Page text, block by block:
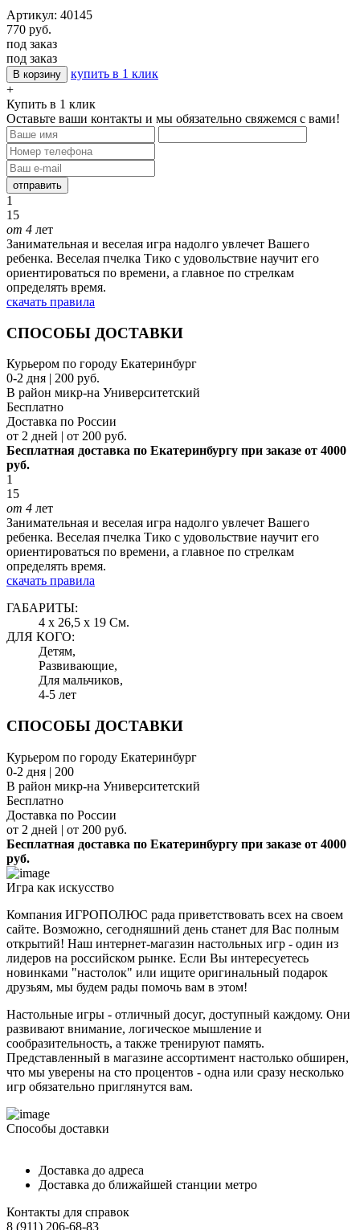
Артикул: 40145
770 руб.
под заказ
под заказ
В корзину
купить в 1 клик
+
Купить в 1 клик
Оставьте ваши контакты и мы обязательно свяжемся с вами!
отправить
1
15
от 4 лет
Занимательная и веселая игра надолго увлечет Вашего
ребенка. Веселая пчелка Тико с удовольствие научит его
ориентироваться по времени, а главное по стрелкам
определять время.
скачать правила
СПОСОБЫ ДОСТАВКИ
Курьером по городу Екатеринбург
0-2 дня | 200 руб.
В район микр-на Университетский
Бесплатно
Доставка по России
от 2 дней | от 200 руб.
Бесплатная доставка по Екатеринбургу при заказе от 4000
руб.
1
15
от 4 лет
Занимательная и веселая игра надолго увлечет Вашего
ребенка. Веселая пчелка Тико с удовольствие научит его
ориентироваться по времени, а главное по стрелкам
определять время.
скачать правила
ГАБАРИТЫ:
4 x 26,5 x 19 См.
ДЛЯ КОГО:
Детям,
Развивающие,
Для мальчиков,
4-5 лет
СПОСОБЫ ДОСТАВКИ
Курьером по городу Екатеринбург
0-2 дня | 200
В район микр-на Университетский
Бесплатно
Доставка по России
от 2 дней | от 200 руб.
Бесплатная доставка по Екатеринбургу при заказе от 4000
руб.
Игра как искусство
Компания ИГРОПОЛЮС рада приветствовать всех на своем
сайте. Возможно, сегодняшний день станет для Вас полным
открытий! Наш интернет-магазин настольных игр - один из
лидеров на российском рынке. Если Вы интересуетесь
новинками "настолок" или ищите оригинальный подарок
друзьям, мы будем рады помочь вам в этом!
Настольные игры - отличный досуг, доступный каждому. Они
развивают внимание, логическое мышление и
сообразительность, а также тренируют память.
Представленный в магазине ассортимент настолько обширен,
что мы уверены на сто процентов - одна или сразу несколько
игр обязательно приглянутся вам.
Способы доставки
Доставка до адреса
Доставка до ближайшей станции метро
Контакты для справок
8 (911) 206-68-83